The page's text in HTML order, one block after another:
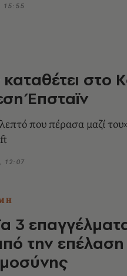
15:55
καταθέτει στο
Έπσταϊν
που πέρασα μαζί
12:07
3
την